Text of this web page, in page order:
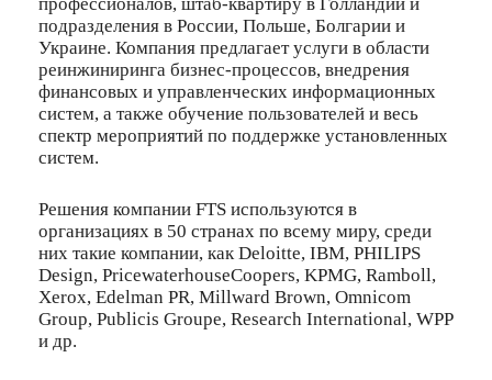
подразделения в России, Польше, Болгарии и
Украине. Компания предлагает услуги в области
реинжиниринга бизнес-процессов, внедрения
финансовых и управленческих информационных
систем, а также обучение пользователей и весь
спектр мероприятий по поддержке установленных
систем.
Решения компании FTS используются в
организациях в 50 странах по всему миру, среди
них такие компании, как Deloitte, IBM, PHILIPS
Design, PricewaterhouseCoopers, KPMG, Rambоll,
Xerox, Edelman PR, Millward Brown, Omnicom
Group, Publicis Groupe, Research International, WPP
и др.